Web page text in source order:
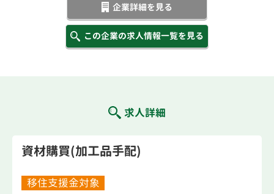
企業詳細を見る
この企業の求人情報一覧を見る
求人詳細
資材購買(加工品手配)
移住支援金対象